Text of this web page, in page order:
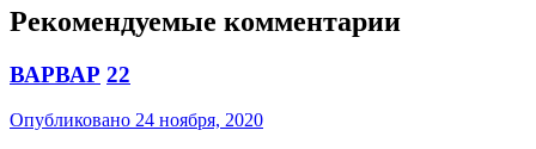
Рекомендуемые комментарии
ВАРВАР 22
Опубликовано 24 ноября, 2020